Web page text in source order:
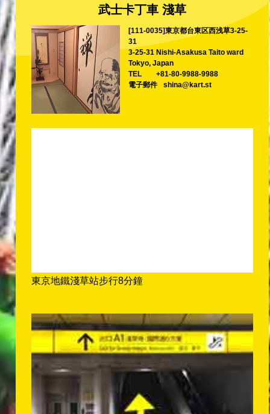
武士卡丁車 淺草
[111-0035]東京都台東区西浅草3-25-
31
3-25-31 Nishi-Asakusa Taito ward
Tokyo, Japan
TEL
+81-80-9988-9988
電子郵件
shina@kart.st
東京地鐵淺草站步行8分鐘